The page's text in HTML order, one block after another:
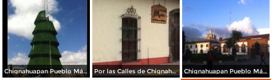
Chignahuapan Pueblo Mágico Por las Calles de Chignahuapan Chignahuapan Pueblo Mágico